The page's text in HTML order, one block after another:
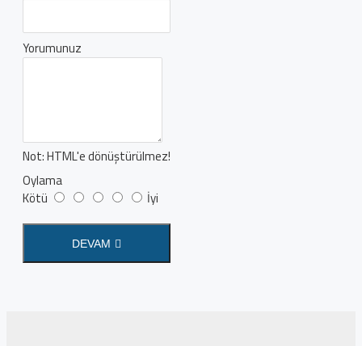
Yorumunuz
Not:HTML'e dönüştürülmez!
Oylama
Kötü
İyi
DEVAM